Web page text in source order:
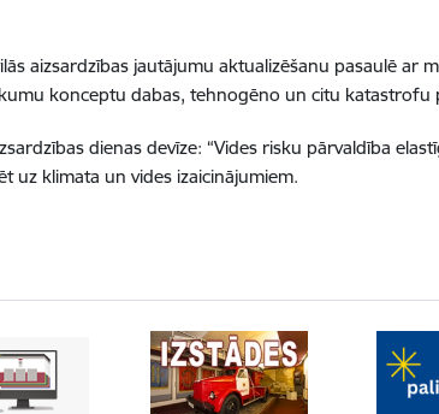
aizsardzības jautājumu aktualizēšanu pasaulē
konceptu dabas, tehnogēno un citu katastrofu
dienas devīze: “Vides risku pārvaldība
uz klimata un vides izaicinājumiem.